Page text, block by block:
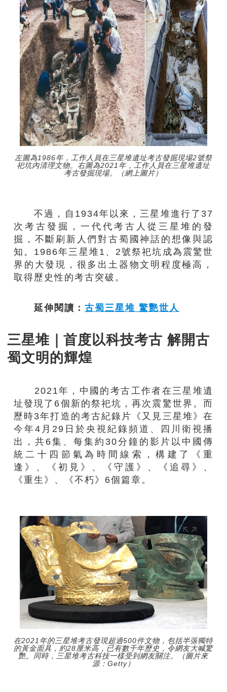
左圖為1986年，工作人員在三星堆遺址考古發掘現場2號祭
祀坑內清理文物。右圖為2021年，工作人員在三星堆遺址
考古發掘現場。（網上圖片）
不過，自1934年以來，三星堆進行了37
次考古發掘，一代代考古人從三星堆的發
掘，不斷刷新人們對古蜀國神話的想像與認
知。1986年三星堆1、2號祭祀坑成為震驚世
界的大發現，很多出土器物文明程度極高，
取得歷史性的考古突破。
延伸閱讀：古蜀三星堆 驚艷世人
三星堆｜首度以科技考古 解開古
蜀文明的輝煌
2021年，中國的考古工作者在三星堆遺
址發現了6個新的祭祀坑，再次震驚世界。而
歷時3年打造的考古紀錄片《又見三星堆》在
今年4月29日於央視紀錄頻道、四川衛視播
出，共6集、每集約30分鐘的影片以中國傳
統二十四節氣為時間線索，構建了《重
逢》、《初見》、《守護》、《追尋》、
《重生》、《不朽》6個篇章。
在2021年的三星堆考古發現超過500件文物，包括半張獨特
的黃金面具，約28厘米高，已有數千年歷史，令網友大喊驚
艷。同時，三星堆考古科技一樣受到網友關注。（圖片來
源：Getty）